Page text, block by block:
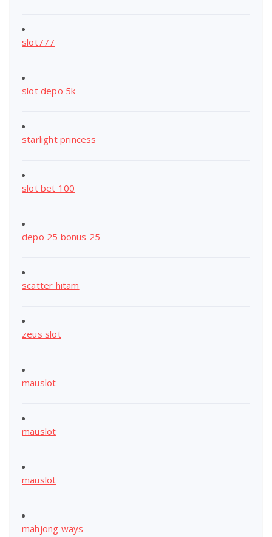
slot777
slot depo 5k
starlight princess
slot bet 100
depo 25 bonus 25
scatter hitam
zeus slot
mauslot
mauslot
mauslot
mahjong ways